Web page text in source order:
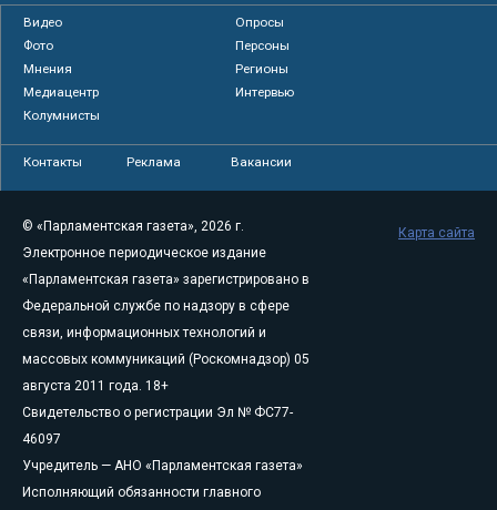
Видео
Опросы
Фото
Персоны
Мнения
Регионы
Медиацентр
Интервью
Колумнисты
Контакты Реклама Вакансии
© «Парламентская газета», 2026 г.
Электронное периодическое издание
«Парламентская газета» зарегистрировано в
Федеральной службе по надзору в сфере
связи, информационных технологий и
массовых коммуникаций (Роскомнадзор) 05
августа 2011 года. 18+
Свидетельство о регистрации Эл № ФС77-
46097
Учредитель — АНО «Парламентская газета»
Исполняющий обязанности главного
Карта сайта